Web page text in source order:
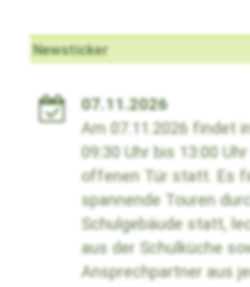
Newsticker
07.11.2026
Am 07.11.2026 findet
09:30 Uhr bis 13:00
offenen Tür statt. Es
spannende Touren
Schulgebäude statt,
aus der Schulküche
Ansprechpartner aus